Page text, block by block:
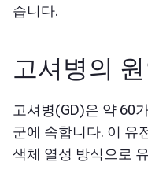
습니다.
고셔병의 원
고셔병(GD)은 약 60
군에 속합니다. 이 유
색체 열성 방식으로